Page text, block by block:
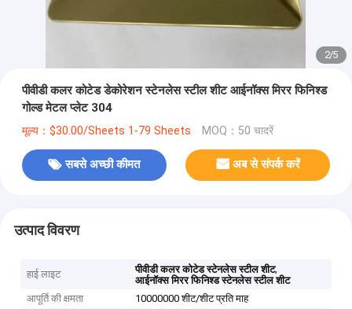
2/5
पीवीडी कलर कोटेड डेकोरेशन स्टेनलेस स्टील शीट आईनॉक्स मिरर फिनिश्ड
गोल्ड मेटल प्लेट 304
मूल्य：$30.00/Sheets 1-79 Sheets MOQ：50 चादरें
सबसे अच्छी कीमत अब से संपर्क करें
उत्पाद विवरण
हाई लाइट पीवीडी कलर कोटेड स्टेनलेस स्टील शीट,
आईनॉक्स मिरर फिनिश्ड स्टेनलेस स्टील शीट
आपूर्ति की क्षमता
10000000 शीट/शीट प्रति माह